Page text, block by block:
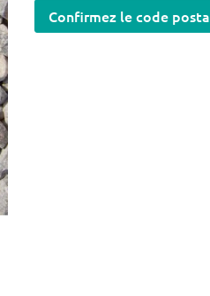
Confirmez le code